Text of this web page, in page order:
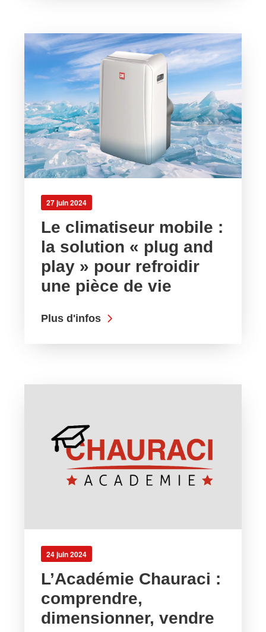
27 juin 2024
Le climatiseur mobile :
la solution « plug and
play » pour refroidir
une pièce de vie
Plus d'infos
24 juin 2024
L’Académie Chauraci :
comprendre,
dimensionner, vendre